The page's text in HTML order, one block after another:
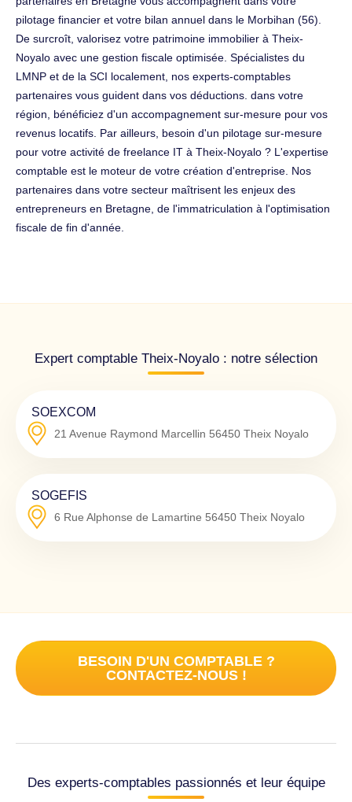
pilotage financier et votre bilan annuel dans le Morbihan (56).
De surcroît, valorisez votre patrimoine immobilier à Theix-
Noyalo avec une gestion fiscale optimisée. Spécialistes du
LMNP et de la SCI localement, nos experts-comptables
partenaires vous guident dans vos déductions. dans votre
région, bénéficiez d'un accompagnement sur-mesure pour vos
revenus locatifs. Par ailleurs, besoin d'un pilotage sur-mesure
pour votre activité de freelance IT à Theix-Noyalo ? L'expertise
comptable est le moteur de votre création d'entreprise. Nos
partenaires dans votre secteur maîtrisent les enjeux des
entrepreneurs en Bretagne, de l'immatriculation à l'optimisation
fiscale de fin d'année.
Expert comptable Theix-Noyalo : notre sélection
SOEXCOM
21 Avenue Raymond Marcellin 56450 Theix Noyalo
SOGEFIS
6 Rue Alphonse de Lamartine 56450 Theix Noyalo
BESOIN D'UN COMPTABLE ?
CONTACTEZ-NOUS !
Des experts-comptables passionnés et leur équipe